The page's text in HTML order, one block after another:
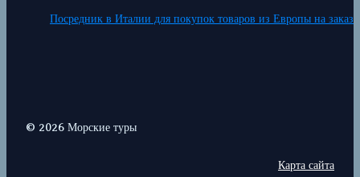
Посредник в Италии для покупок товаров из Европы на заказ
© 2026 Морские туры
Карта сайта